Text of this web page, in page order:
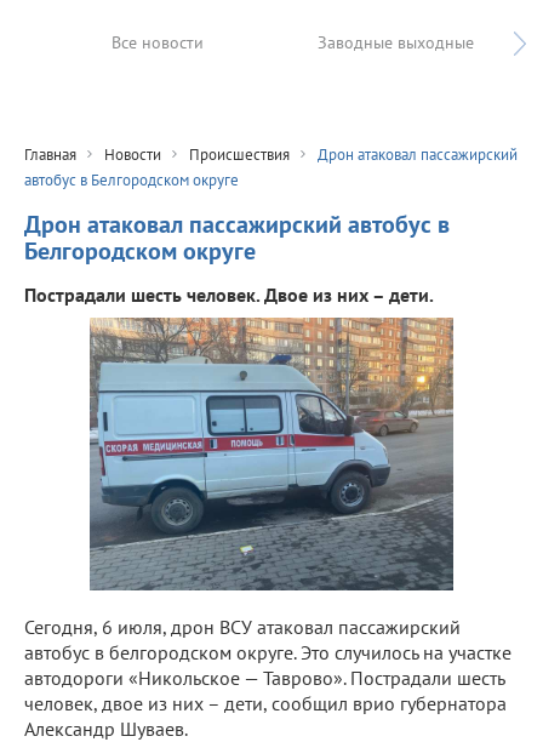
Все новости Заводные выходные
Главная Новости Происшествия
Дрон атаковал пассажирский
автобус в Белгородском округе
Дрон атаковал пассажирский автобус в
Белгородском округе
Пострадали шесть человек. Двое из них – дети.
Сегодня, 6 июля, дрон ВСУ атаковал пассажирский
автобус в белгородском округе. Это случилось на участке
автодороги «Никольское — Таврово». Пострадали шесть
человек, двое из них – дети, сообщил врио губернатора
Александр Шуваев.